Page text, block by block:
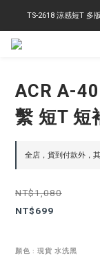
TS-2618 涼感短T 多
ACR A-
繫 短T 短
全店，貨到付款外，
NT$1,080
NT$699
顏色 : 現貨 水洗黑